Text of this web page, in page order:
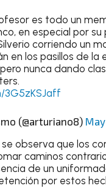
es todo un
en especial por su
corriendo un
en los pasillos de la
nunca dando
(@arturiano8)
se observa que los
caminos
de un
por estos